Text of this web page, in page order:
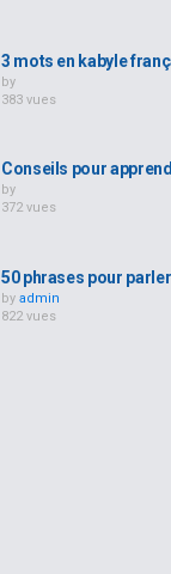
3 mots en kabyle
by
383 vues
Conseils pour
by
372 vues
50 phrases pour
by admin
822 vues